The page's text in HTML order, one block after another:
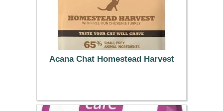
Acana Chat Homestead Harvest
18.99 €